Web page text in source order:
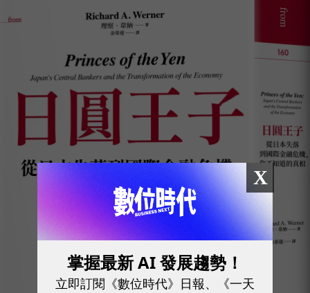
X
掌握最新 AI 發展趨勢！
立即訂閱《數位時代》日報、《一天